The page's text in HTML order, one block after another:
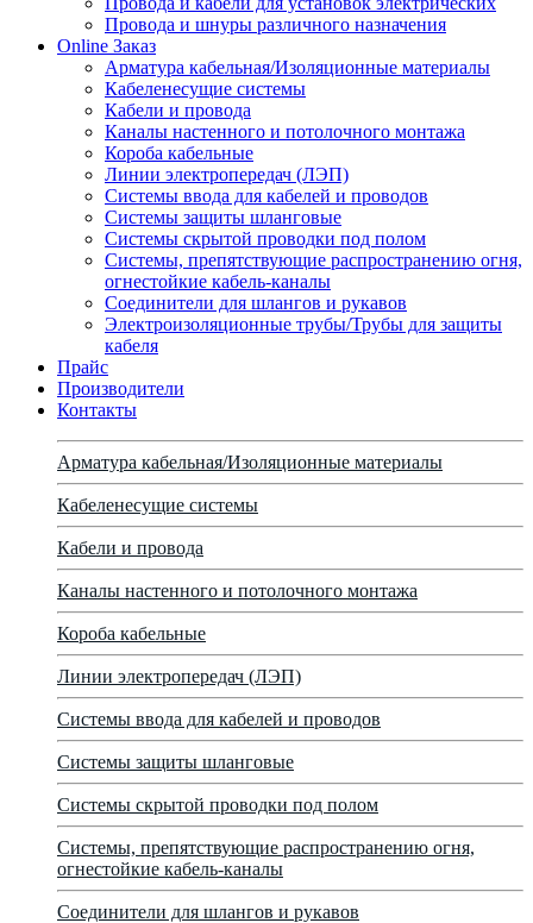
Провода и шнуры различного назначения
Online Заказ
Арматура кабельная/Изоляционные материалы
Кабеленесущие системы
Кабели и провода
Каналы настенного и потолочного монтажа
Короба кабельные
Линии электропередач (ЛЭП)
Системы ввода для кабелей и проводов
Системы защиты шланговые
Системы скрытой проводки под полом
Системы, препятствующие распространению огня,
огнестойкие кабель-каналы
Соединители для шлангов и рукавов
Электроизоляционные трубы/Трубы для защиты
кабеля
Прайс
Производители
Контакты
Арматура кабельная/Изоляционные материалы
Кабеленесущие системы
Кабели и провода
Каналы настенного и потолочного монтажа
Короба кабельные
Линии электропередач (ЛЭП)
Системы ввода для кабелей и проводов
Системы защиты шланговые
Системы скрытой проводки под полом
Системы, препятствующие распространению огня,
огнестойкие кабель-каналы
Соединители для шлангов и рукавов